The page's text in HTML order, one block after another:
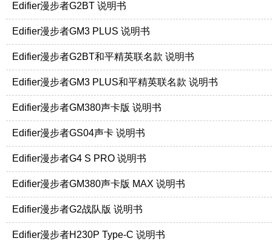
Edifier漫步者G2BT 说明书
Edifier漫步者GM3 PLUS 说明书
Edifier漫步者G2BT和平精英联名款 说明书
Edifier漫步者GM3 PLUS和平精英联名款 说明书
Edifier漫步者GM380声卡版 说明书
Edifier漫步者GS04声卡 说明书
Edifier漫步者G4 S PRO 说明书
Edifier漫步者GM380声卡版 MAX 说明书
Edifier漫步者G2战队版 说明书
Edifier漫步者H230P Type-C 说明书